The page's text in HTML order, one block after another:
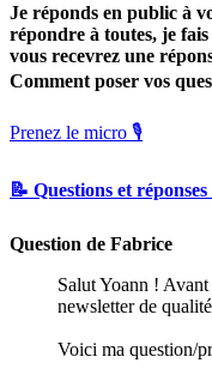
Je réponds en public à
répondre à toutes, je fais
vous recevrez une
Comment poser vos
Prenez le micro 🎙
📝 Questions et
Question de Fabrice
Salut Yoann !
newsletter de
Voici ma question/